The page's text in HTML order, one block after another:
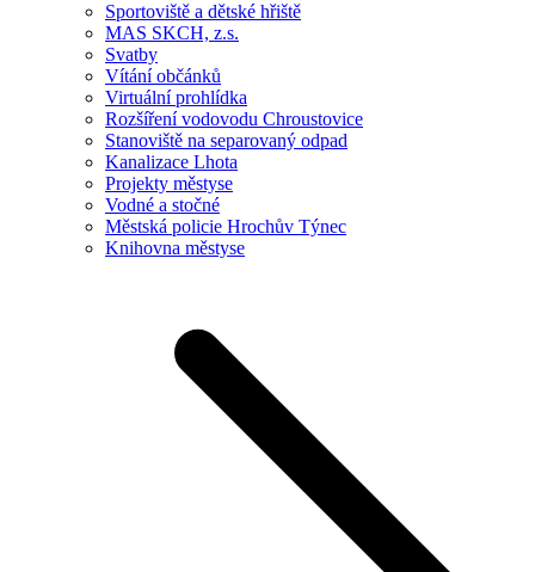
Sportoviště a dětské hřiště
MAS SKCH, z.s.
Svatby
Vítání občánků
Virtuální prohlídka
Rozšíření vodovodu Chroustovice
Stanoviště na separovaný odpad
Kanalizace Lhota
Projekty městyse
Vodné a stočné
Městská policie Hrochův Týnec
Knihovna městyse